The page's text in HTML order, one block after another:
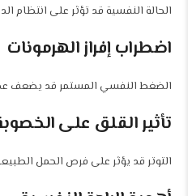
الحالة النفسية قد تؤثر على انتظام
اضطراب إفراز الهرمونات
الضغط النفسي المستمر قد يضعف
تأثير القلق على
التوتر قد يؤثر على فرص الحمل